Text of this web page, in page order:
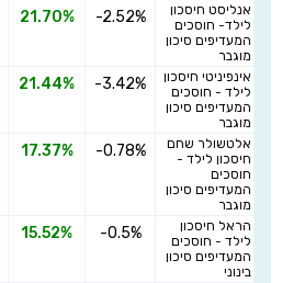
אנליסט חיסכון
לילד- חוסכים
המעדיפים סיכון
מוגבר
-2.52%
21.70%
אינפיניטי חיסכון
לילד - חוסכים
המעדיפים סיכון
מוגבר
-3.42%
21.44%
אלטשולר שחם
חיסכון לילד -
חוסכים
המעדיפים סיכון
מוגבר
-0.78%
17.37%
הראל חיסכון
לילד - חוסכים
המעדיפים סיכון
בינוני
-0.5%
15.52%